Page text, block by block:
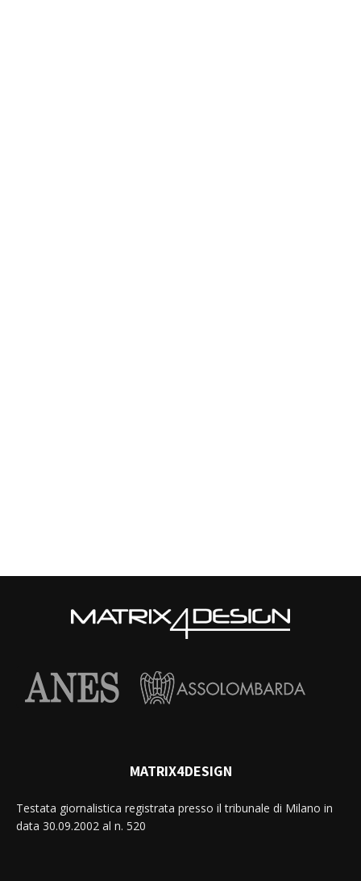
MATRIX4DESIGN
Testata giornalistica registrata presso il tribunale di Milano in
data 30.09.2002 al n. 520